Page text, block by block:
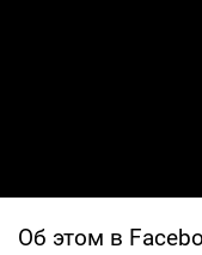
Об этом в